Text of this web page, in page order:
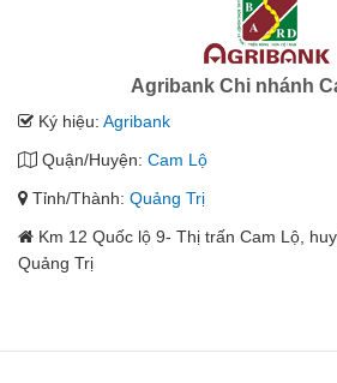
Agribank Chi nhánh
Ký hiệu: Agribank
Quận/Huyện: Cam Lộ
Tỉnh/Thành: Quảng Trị
Km 12 Quốc lộ 9- Thị trấn Cam Lộ,
Quảng Trị